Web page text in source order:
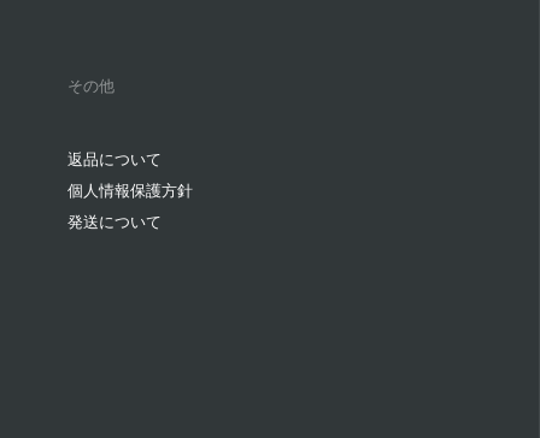
その他
返品について
個人情報保護方針
発送について